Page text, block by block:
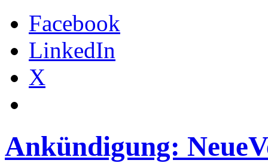
Facebook
LinkedIn
X
Ankündigung: